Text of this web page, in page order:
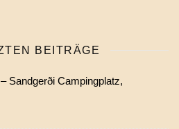
BEITRÄGE
Sandgerði Campingplatz,